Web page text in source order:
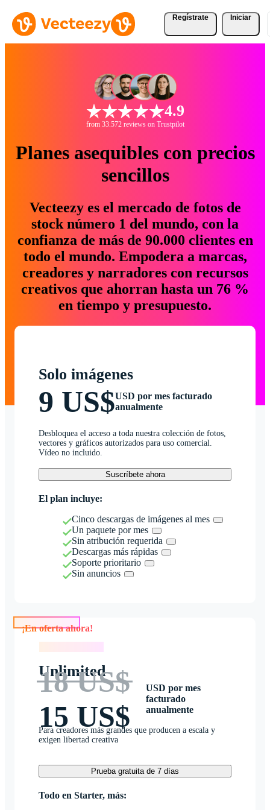
Regístrate Iniciar
4.9
from 33.572 reviews on Trustpilot
Planes asequibles con precios
sencillos
Vecteezy es el mercado de fotos de
stock número 1 del mundo, con la
confianza de más de 90.000 clientes en
todo el mundo. Empodera a marcas,
creadores y narradores con recursos
creativos que ahorran hasta un 76 %
en tiempo y presupuesto.
Solo imágenes
9 US$USD por mes facturado
anualmente
Desbloquea el acceso a toda nuestra colección de fotos,
vectores y gráficos autorizados para uso comercial.
Vídeo no incluido.
Suscríbete ahora
El plan incluye:
Cinco descargas de imágenes al mes
Un paquete por mes
Sin atribución requerida
Descargas más rápidas
Soporte prioritario
Sin anuncios
Unlimited
18 US$
15 US$
USD por mes
facturado
anualmente
Para creadores más grandes que producen a escala y
exigen libertad creativa
Prueba gratuita de 7 días
Todo en Starter, más: